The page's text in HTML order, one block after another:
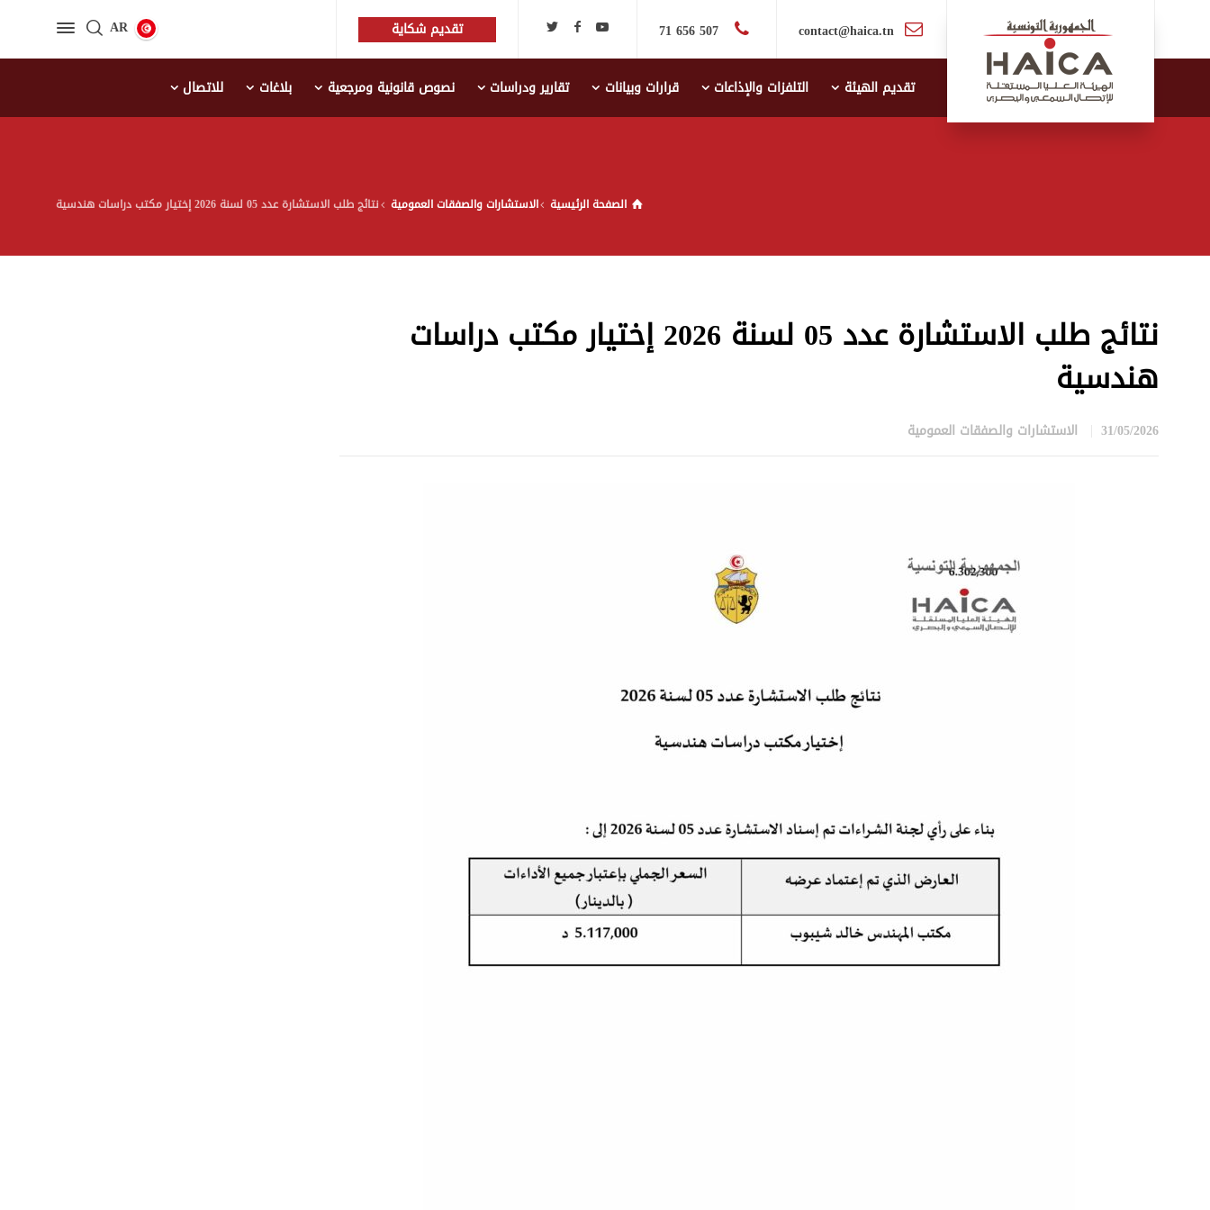
contact@haica.tn
507 656 71 تقديم شكاية AR
تقديم الهيئة التلفزات والإذاعات قرارات وبيانات تقارير ودراسات نصوص قانونية ومرجعية بلاغات للاتصال
الصفحة الرئيسية الاستشارات والصفقات العمومية نتائج طلب الاستشارة عدد 05 لسنة 2026 إختيار مکتب دراسات هندسیة
نتائج طلب الاستشارة عدد 05 لسنة 2026 إختيار مکتب دراسات
هندسیة
31/05/2026 الاستشارات والصفقات العمومية
تبديل اللغة